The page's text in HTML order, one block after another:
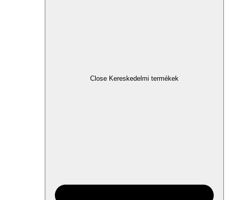
Close Kereskedelmi termékek